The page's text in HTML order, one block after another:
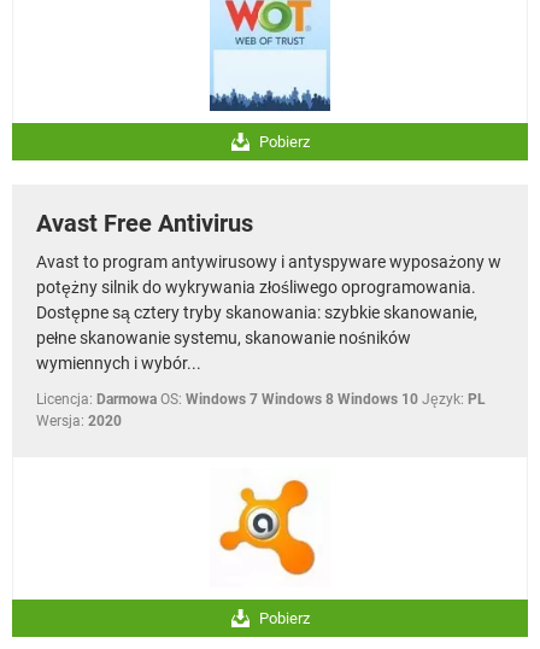
Pobierz
Avast Free Antivirus
Avast to program antywirusowy i antyspyware wyposażony w
potężny silnik do wykrywania złośliwego oprogramowania.
Dostępne są cztery tryby skanowania: szybkie skanowanie,
pełne skanowanie systemu, skanowanie nośników
wymiennych i wybór...
Licencja: Darmowa OS: Windows 7 Windows 8 Windows 10 Język: PL
Wersja: 2020
Pobierz